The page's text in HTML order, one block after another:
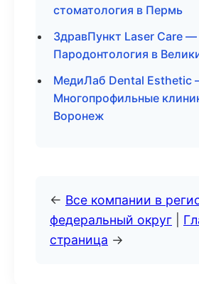
стоматология в Пермь
ЗдравПункт Laser Care —
Пародонтология в
МедиЛаб Dental Esthetic
Многопрофильные
Воронеж
← Все компании в
федеральный округ
страница →